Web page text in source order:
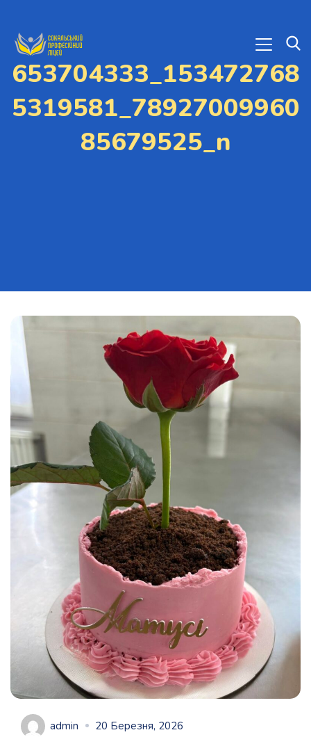
653704333_153472768
5319581_78927009960
85679525_n
admin 20 Березня, 2026